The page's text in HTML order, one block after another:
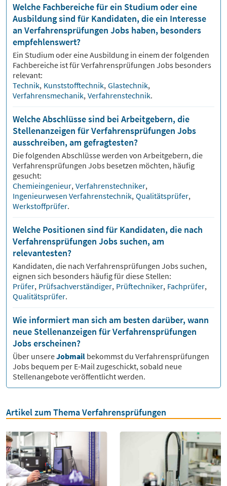
Welche Fachbereiche für ein Studium oder eine
Ausbildung sind für Kandidaten, die ein Interesse
an Verfahrensprüfungen Jobs haben, besonders
empfehlenswert?
Ein Studium oder eine Ausbildung in einem der folgenden
Fachbereiche ist fürVerfahrensprüfungen Jobs besonders
relevant:
Technik, Kunststofftechnik, Glastechnik,
Verfahrensmechanik, Verfahrenstechnik.
Welche Abschlüsse sind bei Arbeitgebern, die
Stellenanzeigen für Verfahrensprüfungen Jobs
ausschreiben, am gefragtesten?
Die folgenden Abschlüsse werden von Arbeitgebern, die
Verfahrensprüfungen Jobs besetzen möchten, häufig
gesucht:
Chemieingenieur, Verfahrenstechniker,
Ingenieurwesen Verfahrenstechnik, Qualitätsprüfer,
Werkstoffprüfer.
Welche Positionen sind für Kandidaten, die nach
Verfahrensprüfungen Jobs suchen, am
relevantesten?
Kandidaten, die nach Verfahrensprüfungen Jobs suchen,
eignen sich besonders häufig für diese Stellen:
Prüfer, Prüfsachverständiger, Prüftechniker, Fachprüfer,
Qualitätsprüfer.
Wie informiert man sich am besten darüber, wann
neue Stellenanzeigen für Verfahrensprüfungen
Jobs erscheinen?
Über unsereJobmail bekommst du Verfahrensprüfungen
Jobs bequem per E-Mail zugeschickt, sobald neue
Stellenangebote veröffentlicht werden.
Artikel zum Thema Verfahrensprüfungen